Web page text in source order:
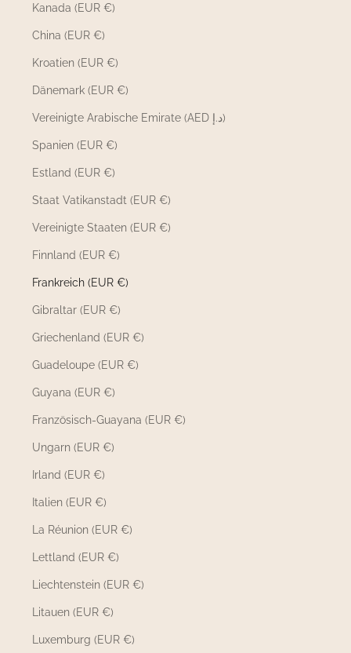
Kanada (EUR €)
China (EUR €)
Kroatien (EUR €)
Dänemark (EUR €)
Vereinigte Arabische Emirate (AED د.إ)
Spanien (EUR €)
Estland (EUR €)
Staat Vatikanstadt (EUR €)
Vereinigte Staaten (EUR €)
Finnland (EUR €)
Frankreich (EUR €)
Gibraltar (EUR €)
Griechenland (EUR €)
Guadeloupe (EUR €)
Guyana (EUR €)
Französisch-Guayana (EUR €)
Ungarn (EUR €)
Irland (EUR €)
Italien (EUR €)
La Réunion (EUR €)
Lettland (EUR €)
Liechtenstein (EUR €)
Litauen (EUR €)
Luxemburg (EUR €)